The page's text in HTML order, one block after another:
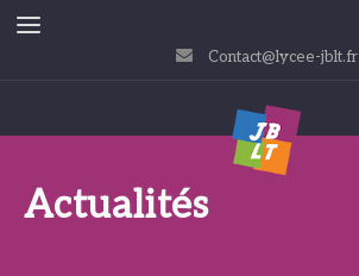
Contact@lycee-jblt.fr
Actualités